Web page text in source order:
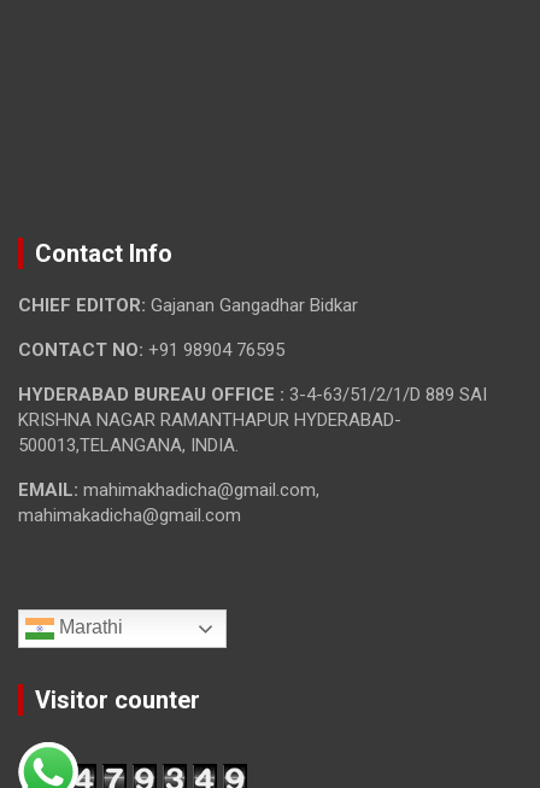
Contact Info
CHIEF EDITOR: Gajanan Gangadhar Bidkar
CONTACT NO: +91 98904 76595
HYDERABAD BUREAU OFFICE : 3-4-63/51/2/1/D 889 SAI
KRISHNA NAGAR RAMANTHAPUR HYDERABAD-
500013,TELANGANA, INDIA.
EMAIL: mahimakhadicha@gmail.com,
mahimakadicha@gmail.com
Marathi
Visitor counter